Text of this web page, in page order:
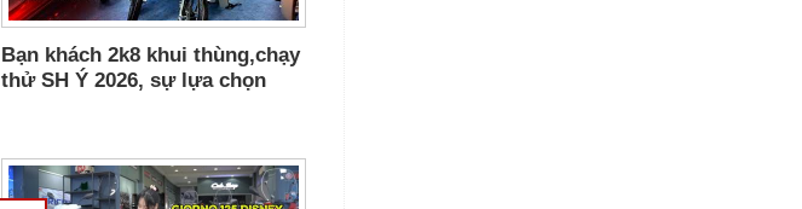
Bạn khách 2k8 khui thùng,chạy
thử SH Ý 2026, sự lựa chọn